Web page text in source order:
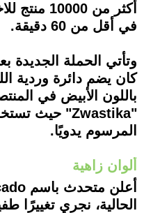
أكثر من
في أقل من 60 دقيقة.
وتأتي الحملة الجديدة
باللون الأبيض في
المرسوم يدويًا.
ألوان زاهية
الحالية، نجري تغييرًا